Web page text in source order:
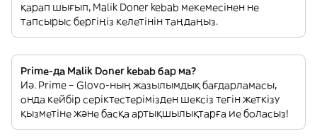
қарап шығып, Malik Doner kebab мекемесінен не
тапсырыс бергіңіз келетінін таңдаңыз.
Prime-да Malik Doner kebab бар ма?
Иә. Prime – Glovo-ның жазылымдық бағдарламасы,
онда кейбір серіктестерімізден шексіз тегін жеткізу
қызметіне және басқа артықшылықтарға ие боласыз!